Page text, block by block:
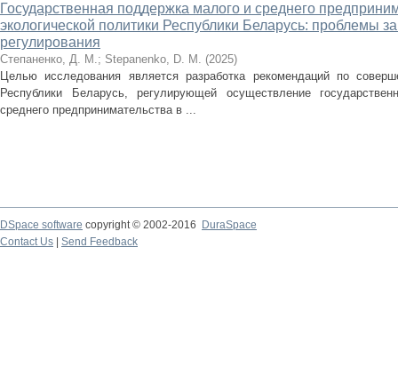
Государственная поддержка малого и среднего
экологической политики Республики Беларусь: проблемы
регулирования
Степаненко, Д. М.; Stepanenko, D. M. (2025)
Целью исследования является разработка рекомендаций по
Республики Беларусь, регулирующей осуществление
среднего предпринимательства в ...
DSpace software copyright © 2002-2016
DuraSpace
Contact Us
Send Feedback